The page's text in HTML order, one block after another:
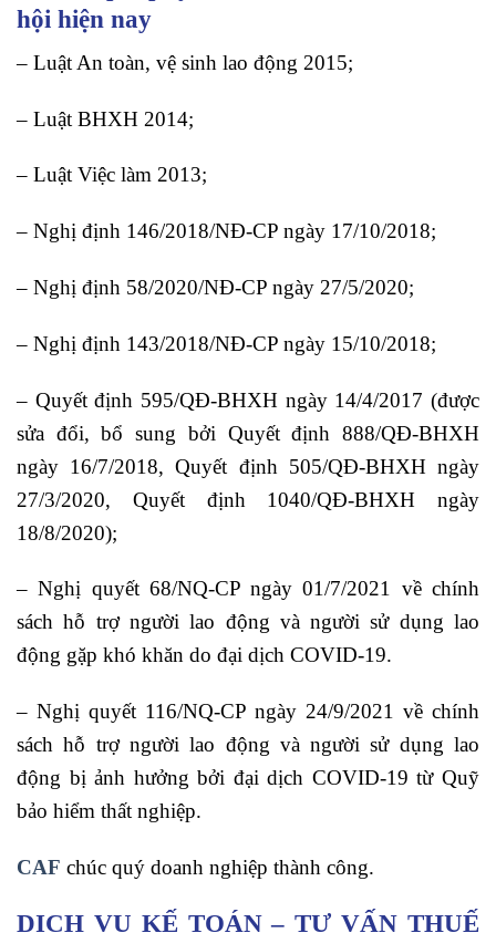
hội hiện nay
– Luật An toàn, vệ sinh lao động 2015;
– Luật BHXH 2014;
– Luật Việc làm 2013;
– Nghị định 146/2018/NĐ-CP ngày 17/10/2018;
– Nghị định 58/2020/NĐ-CP ngày 27/5/2020;
– Nghị định 143/2018/NĐ-CP ngày 15/10/2018;
– Quyết định 595/QĐ-BHXH ngày 14/4/2017 (được
sửa đổi, bổ sung bởi Quyết định 888/QĐ-BHXH
ngày 16/7/2018, Quyết định 505/QĐ-BHXH ngày
27/3/2020, Quyết định 1040/QĐ-BHXH ngày
18/8/2020);
– Nghị quyết 68/NQ-CP ngày 01/7/2021 về chính
sách hỗ trợ người lao động và người sử dụng lao
động gặp khó khăn do đại dịch COVID-19.
– Nghị quyết 116/NQ-CP ngày 24/9/2021 về chính
sách hỗ trợ người lao động và người sử dụng lao
động bị ảnh hưởng bởi đại dịch COVID-19 từ Quỹ
bảo hiểm thất nghiệp.
CAF chúc quý doanh nghiệp thành công.
DỊCH VỤ KẾ TOÁN – TƯ VẤN THUẾ